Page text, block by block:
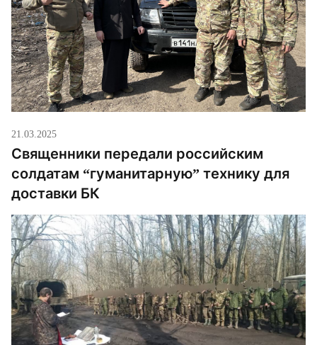
21.03.2025
Священники передали российским
солдатам “гуманитарную” технику для
доставки БК